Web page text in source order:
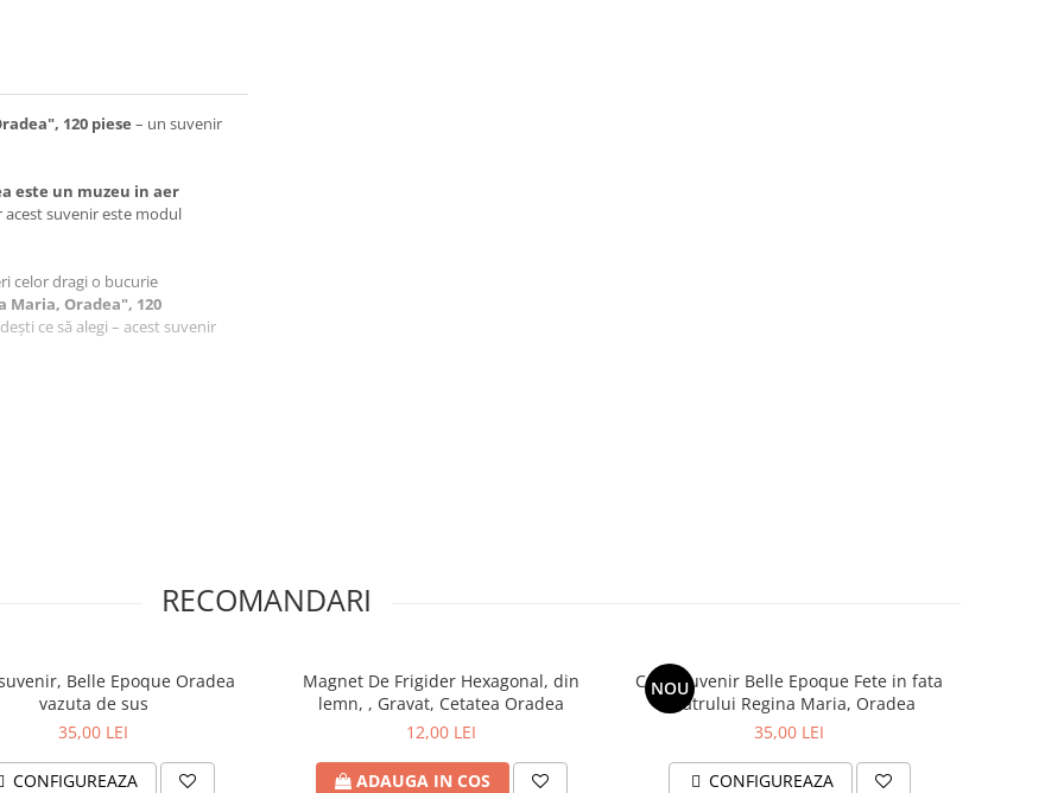
120 piese – un suvenir
este un muzeu in aer
acest suvenir este modul
celor dragi o bucurie
Maria, Oradea", 120
ce să alegi – acest suvenir
un hotel, o pensiune sau un
Oradea", 120 piese
Oradea la inceputul
de demult.
sau la
RECOMANDARI
Belle Epoque Oradea
vazuta de sus
35,00 LEI
CONFIGUREAZA
Magnet De Frigider Hexagonal, din
lemn, , Gravat, Cetatea Oradea
12,00 LEI
ADAUGA IN COS
NOU
Cana suvenir Belle Epoque Fete in fata
Teatrului Regina Maria, Oradea
35,00 LEI
CONFIGUREAZA